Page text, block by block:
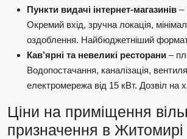
Пункти видачі інтернет-магазинів –
Окремий вхід, зручна локація,
оздоблення. Найбюджетніший
Кав’ярні та невеликі ресторани –
Водопостачання, каналізація,
електромережа від 15 кВт. Дозвіл на
Ціни на приміщення
призначення в Житомирі